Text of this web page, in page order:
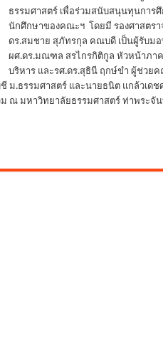
ธรรมศาสตร์ เพื่อร่วมสนับสนุนทุนการ
นักศึกษาของคณะฯ โดยมี รองศาสตรา
ดร.สมชาย สุภัทรกุล คณบดี เป็นผู้รับมอ
ผศ.ดร.มณฑล สรไกรกิติกูล หัวหน้าภา
บริหาร และรศ.ดร.สุธินี ฤกษ์ขำ ผู้ช่วย
.ธรรมศาสตร์ และนายธนิต แกล้วเดช
ณ มหาวิทยาลัยธรรมศาสตร์ ท่าพระจัน